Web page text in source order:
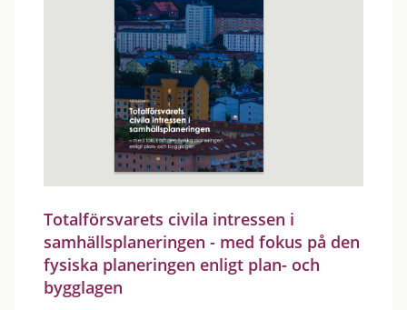
Totalförsvarets civila intressen i
samhällsplaneringen - med fokus på den
fysiska planeringen enligt plan- och
bygglagen